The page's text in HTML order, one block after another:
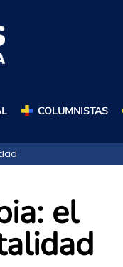
COLUMNISTAS
el